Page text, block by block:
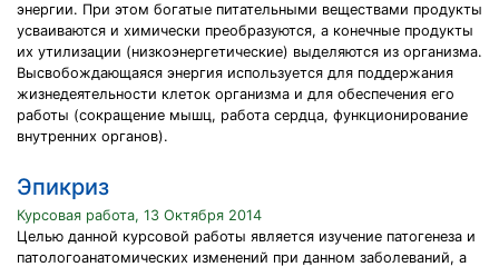
энергии. При этом богатые питательными веществами продукты
усваиваются и химически преобразуются, а конечные продукты
их утилизации (низкоэнергетические) выделяются из организма.
Высвобождающаяся энергия используется для поддержания
жизнедеятельности клеток организма и для обеспечения его
работы (сокращение мышц, работа сердца, функционирование
внутренних органов).
Эпикриз
Курсовая работа, 13 Октября 2014
Целью данной курсовой работы является изучение патогенеза и
патологоанатомических изменений при данном заболеваний, а